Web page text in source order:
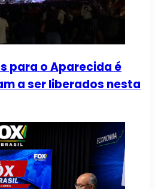
para o Aparecida é
a ser liberados nesta